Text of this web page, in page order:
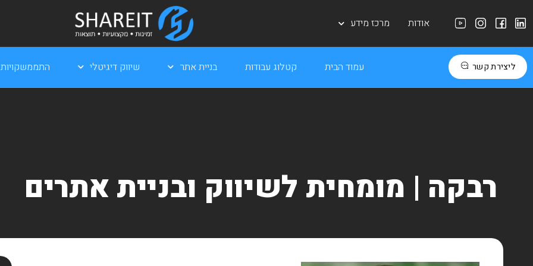
אודות מרכז מידע
ליצירת קשר עמוד הבית קטלוג עבודות בניית אתר שיווק דיגיטלי התממשקויות
רבקה | מומחית לשיווק ובניית אתרים